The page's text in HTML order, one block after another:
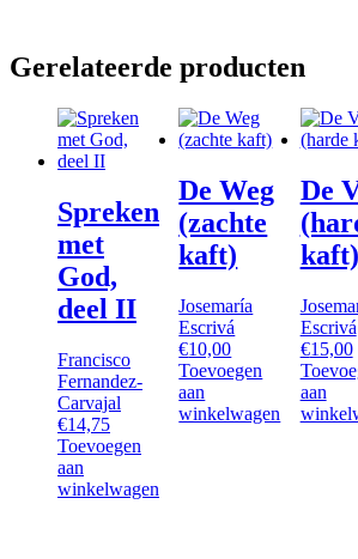
Gerelateerde producten
Spreken
met
God,
deel II
Francisco
Fernandez-
Carvajal
€14,75
Toevoegen
aan
winkelwagen
De Weg
(zachte
kaft)
Josemaría
Escrivá
€10,00
Toevoegen
aan
winkelwagen
De
kaft)
Escrivá
€15,00
aan